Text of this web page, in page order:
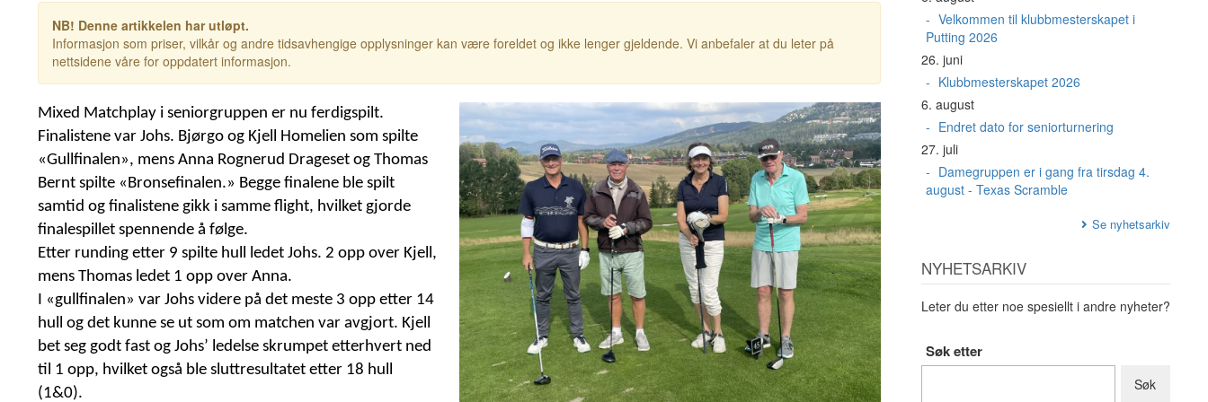
NB! Denne artikkelen har utløpt.
Informasjon som priser, vilkår og andre tidsavhengige opplysninger kan være foreldet og ikke lenger gjeldende. Vi anbefaler at du leter på
nettsidene våre for oppdatert informasjon.
Mixed Matchplay i seniorgruppen er nu ferdigspilt.
Finalistene var Johs. Bjørgo og Kjell Homelien som spilte
«Gullfinalen», mens Anna Rognerud Drageset og Thomas
Bernt spilte «Bronsefinalen.» Begge finalene ble spilt
samtid og finalistene gikk i samme flight, hvilket gjorde
finalespillet spennende å følge.
Etter runding etter 9 spilte hull ledet Johs. 2 opp over Kjell,
mens Thomas ledet 1 opp over Anna.
I «gullfinalen» var Johs videre på det meste 3 opp etter 14
hull og det kunne se ut som om matchen var avgjort. Kjell
bet seg godt fast og Johs’ ledelse skrumpet etterhvert ned
til 1 opp, hvilket også ble sluttresultatet etter 18 hull
(1&0).
Velkommen til klubbmesterskapet i
Putting 2026
26. juni
Klubbmesterskapet 2026
6. august
Endret dato for seniorturnering
27. juli
Damegruppen er i gang fra tirsdag 4.
august - Texas Scramble
Se nyhetsarkiv
NYHETSARKIV
Leter du etter noe spesiellt i andre nyheter?
Søk etter